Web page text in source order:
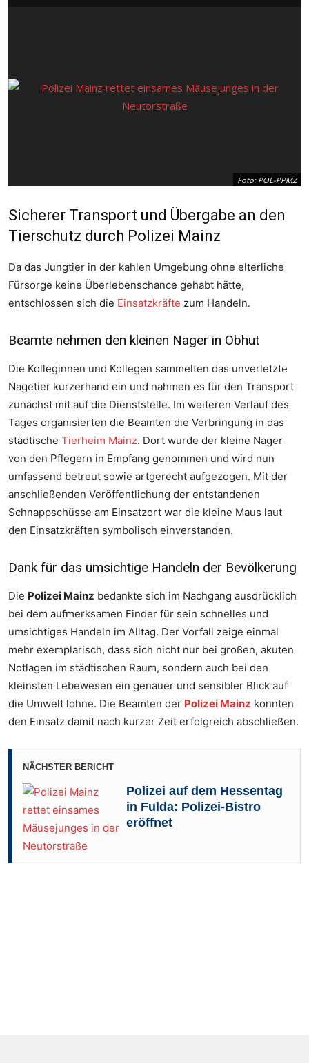
Foto: POL-PPMZ
Sicherer Transport und Übergabe an den
Tierschutz durch Polizei Mainz
Da das Jungtier in der kahlen Umgebung ohne elterliche
Fürsorge keine Überlebenschance gehabt hätte,
entschlossen sich die Einsatzkräfte zum Handeln.
Beamte nehmen den kleinen Nager in Obhut
Die Kolleginnen und Kollegen sammelten das unverletzte
Nagetier kurzerhand ein und nahmen es für den Transport
zunächst mit auf die Dienststelle. Im weiteren Verlauf des
Tages organisierten die Beamten die Verbringung in das
städtische Tierheim Mainz. Dort wurde der kleine Nager
von den Pflegern in Empfang genommen und wird nun
umfassend betreut sowie artgerecht aufgezogen. Mit der
anschließenden Veröffentlichung der entstandenen
Schnappschüsse am Einsatzort war die kleine Maus laut
den Einsatzkräften symbolisch einverstanden.
Dank für das umsichtige Handeln der Bevölkerung
Die Polizei Mainz bedankte sich im Nachgang ausdrücklich
bei dem aufmerksamen Finder für sein schnelles und
umsichtiges Handeln im Alltag. Der Vorfall zeige einmal
mehr exemplarisch, dass sich nicht nur bei großen, akuten
Notlagen im städtischen Raum, sondern auch bei den
kleinsten Lebewesen ein genauer und sensibler Blick auf
die Umwelt lohne. Die Beamten der Polizei Mainz konnten
den Einsatz damit nach kurzer Zeit erfolgreich abschließen.
NÄCHSTER BERICHT
Polizei auf dem Hessentag
in Fulda: Polizei-Bistro
eröffnet